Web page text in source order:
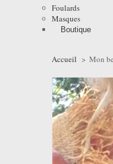
Foulards
Masques
Boutique
Accueil > Mon